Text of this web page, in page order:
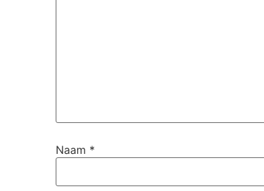
Naam *